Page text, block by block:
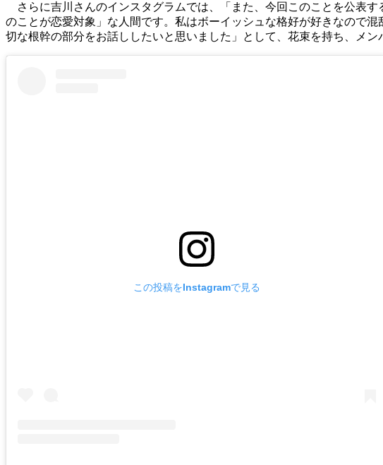
さらに吉川さんのインスタグラムでは、「また、今回このことを公表
のことが恋愛対象」な人間です。私はボーイッシュな格好が好きなので
切な根幹の部分をお話ししたいと思いました」として、花束を持ち、メ
この投稿をInstagramで見る